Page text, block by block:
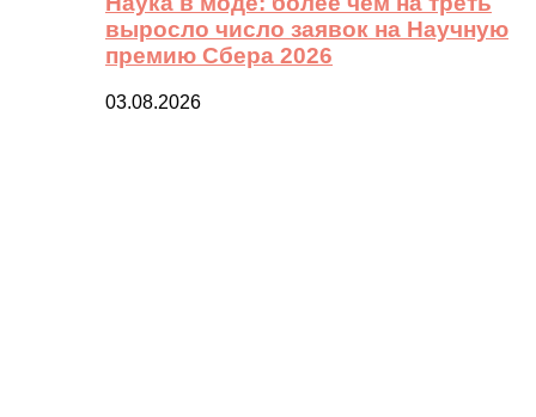
выросло число заявок на Научную
премию Сбера 2026
03.08.2026